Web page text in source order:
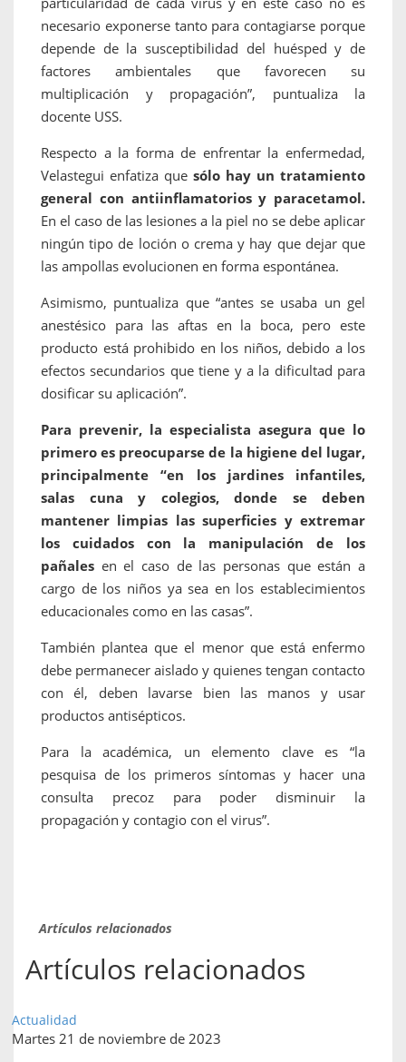
necesario exponerse tanto para contagiarse porque
depende de la susceptibilidad del huésped y de
factores ambientales que favorecen su
multiplicación y propagación”, puntualiza la
docente USS.
Respecto a la forma de enfrentar la enfermedad,
Velastegui enfatiza que sólo hay un tratamiento
general con antiinflamatorios y paracetamol.
En el caso de las lesiones a la piel no se debe aplicar
ningún tipo de loción o crema y hay que dejar que
las ampollas evolucionen en forma espontánea.
Asimismo, puntualiza que “antes se usaba un gel
anestésico para las aftas en la boca, pero este
producto está prohibido en los niños, debido a los
efectos secundarios que tiene y a la dificultad para
dosificar su aplicación”.
Para prevenir, la especialista asegura que lo
primero es preocuparse de la higiene del lugar,
principalmente “en los jardines infantiles,
salas cuna y colegios, donde se deben
mantener limpias las superficies y extremar
los cuidados con la manipulación de los
pañales en el caso de las personas que están a
cargo de los niños ya sea en los establecimientos
educacionales como en las casas”.
También plantea que el menor que está enfermo
debe permanecer aislado y quienes tengan contacto
con él, deben lavarse bien las manos y usar
productos antisépticos.
Para la académica, un elemento clave es “la
pesquisa de los primeros síntomas y hacer una
consulta precoz para poder disminuir la
propagación y contagio con el virus”.
Artículos relacionados
Artículos relacionados
Actualidad
Martes 21 de noviembre de 2023